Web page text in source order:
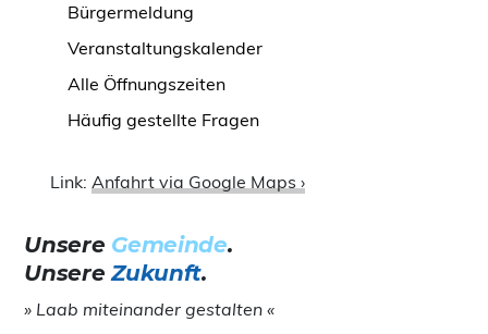
Bürgermeldung
Veranstaltungskalender
Alle Öffnungszeiten
Häufig gestellte Fragen
Link:Anfahrt via Google Maps ›
Unsere Gemeinde.
UnsereZukunft.
» Laab miteinander gestalten «